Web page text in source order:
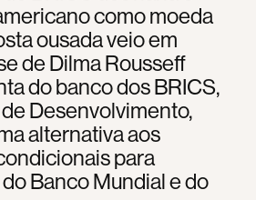
como moeda
ousada veio em
de Dilma Rousseff
do banco dos BRICS,
Desenvolvimento,
alternativa aos
para
Banco Mundial e do